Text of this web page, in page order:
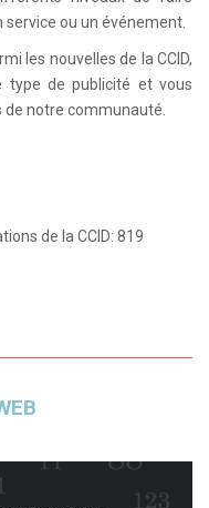
ou un événement.
les nouvelles de la CCID,
type de publicité et vous
de notre communauté.
de la CCID: 819